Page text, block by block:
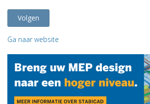
Volgen
Ga naar website